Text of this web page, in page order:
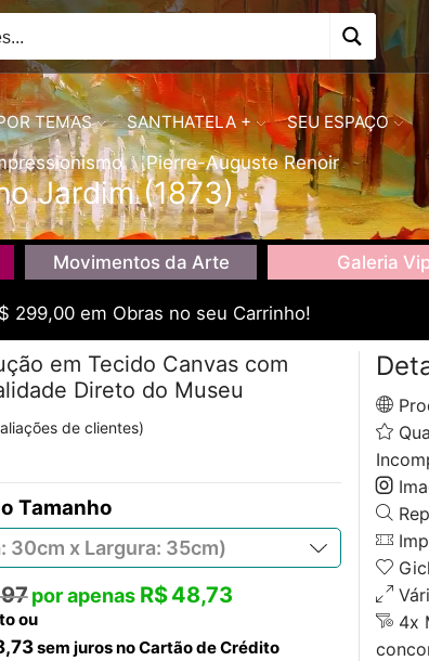
TEMAS SANTHATELA + SEU ESPAÇO
Pierre-Auguste Renoir
Jardim (1873)
Movimentos da Arte Galeria
299,00 em Obras no seu Carrinho!
em Tecido Canvas com
Direto do Museu
de clientes)
Tamanho
R$48,73
ou
sem juros no Cartão de Crédito
4x